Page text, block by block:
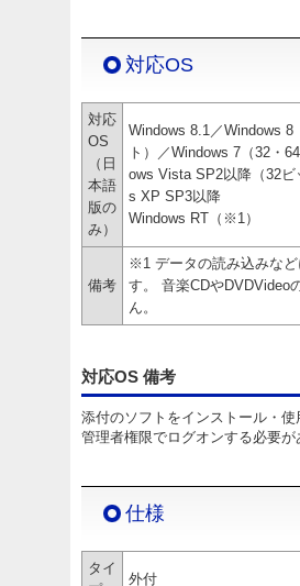
対応OS
対応
OS
（日
本語
版の
み）
Windows 8.1／Windows 8
ト）／Windows 7（32・
ows Vista SP2以降（32ビ
s XP SP3以降
Windows RT（※1）
備考
※1 データの読み込みな
す。 音楽CDやDVDVideo
ん。
対応OS 備考
添付のソフトをインストール・使
管理者権限でログオンする必要が
仕様
タイ
外付